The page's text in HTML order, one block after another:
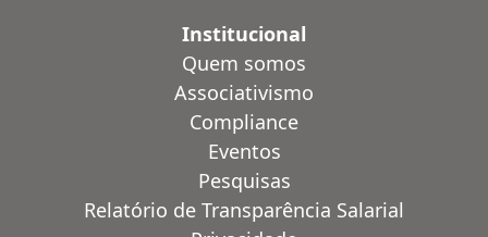
Institucional
Quem somos
Associativismo
Compliance
Eventos
Pesquisas
Relatório de Transparência Salarial